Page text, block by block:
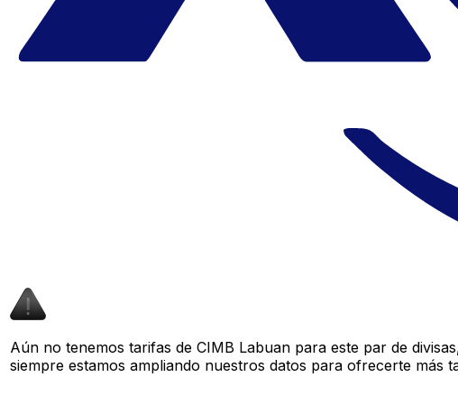
Aún no tenemos tarifas de CIMB Labuan para este par de
siempre estamos ampliando nuestros datos para ofrecerte más